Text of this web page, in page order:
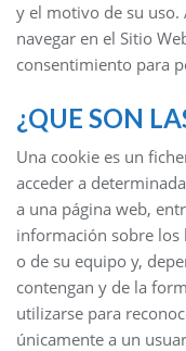
y el motivo de su
navegar en el Sitio
consentimiento para
¿QUE SON
Una cookie es un
acceder a
a una página web,
información sobre los
o de su equipo y,
contengan y de la
utilizarse para
únicamente a un